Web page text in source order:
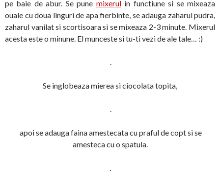
pe baie de abur. Se pune mixerulin functiune si se mixeaza
ouale cu doua linguri de apa fierbinte, se adauga zaharul pudra,
zaharul vanilat si scortisoara si se mixeaza 2-3 minute. Mixerul
acesta este o minune. El munceste si tu-ti vezi de ale tale… :)
.
Se inglobeaza mierea si ciocolata topita,
.
apoi se adauga faina amestecata cu praful de copt si se
amesteca cu o spatula.
.